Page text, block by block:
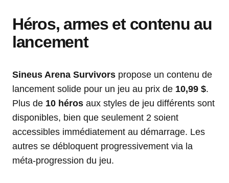
Héros, armes et contenu au
lancement
Sineus Arena Survivors propose un contenu de
lancement solide pour un jeu au prix de 10,99 $.
Plus de 10 héros aux styles de jeu différents sont
disponibles, bien que seulement 2 soient
accessibles immédiatement au démarrage. Les
autres se débloquent progressivement via la
méta-progression du jeu.